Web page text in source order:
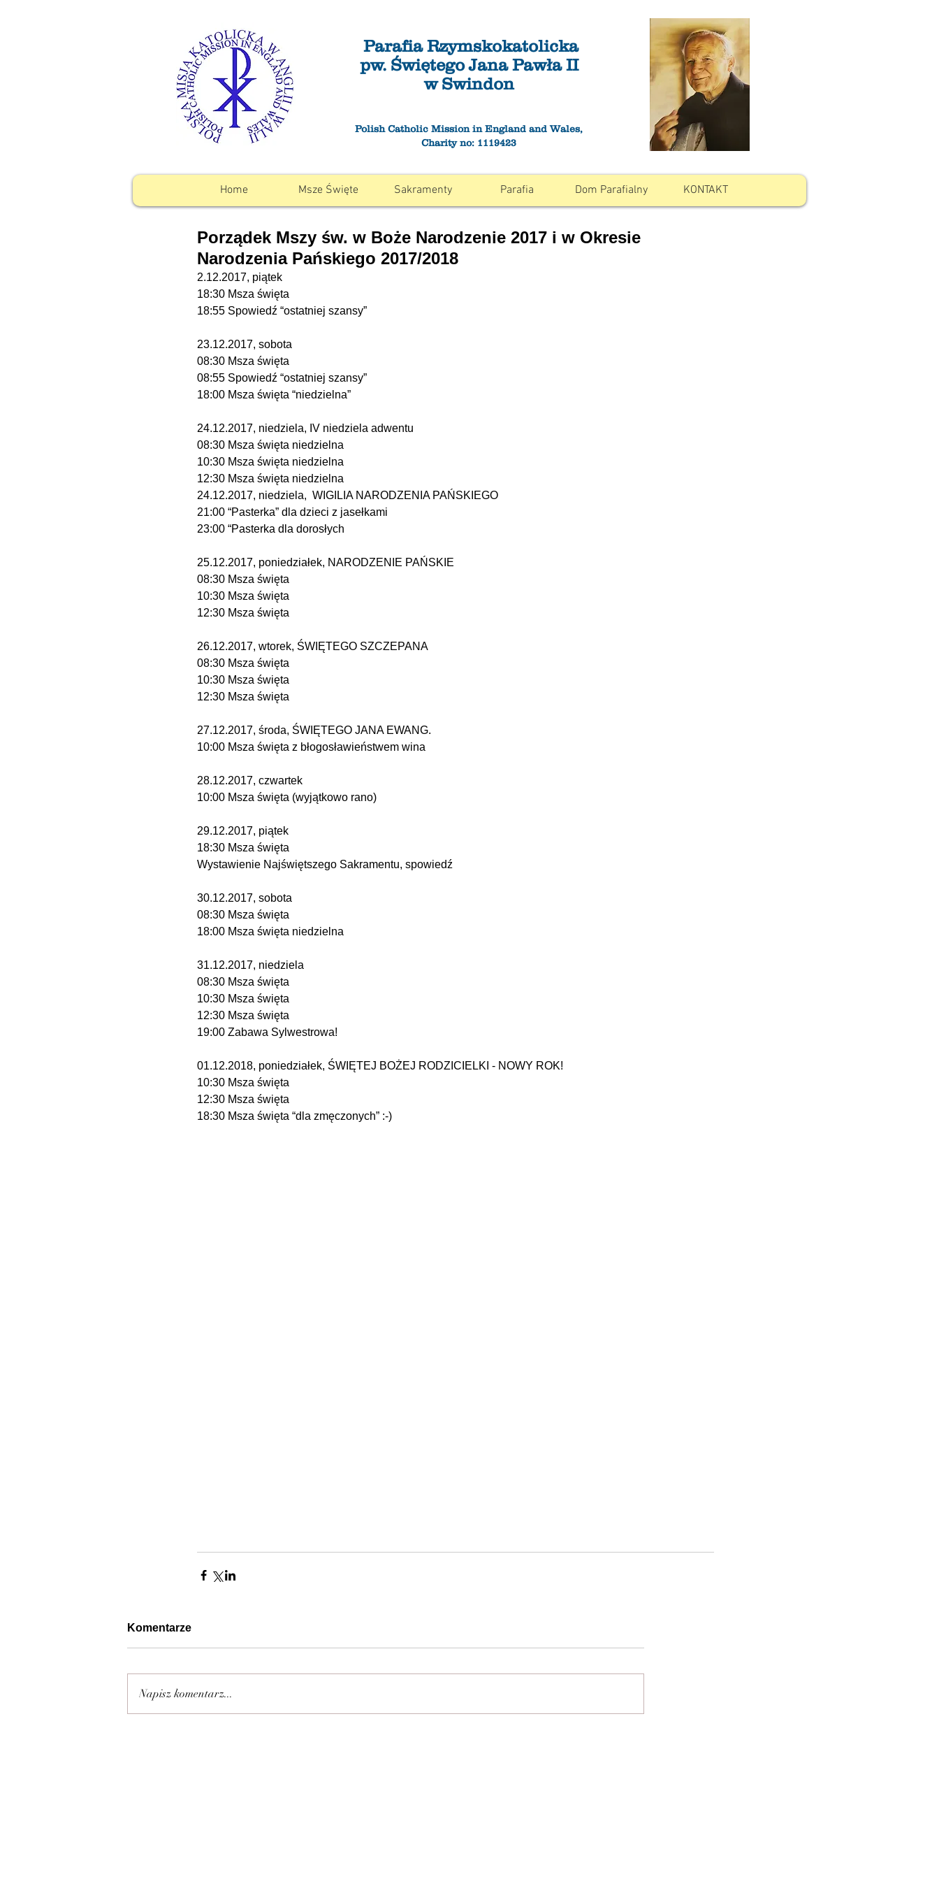
Parafia Rzymskokatolicka
pw. Świętego Jana Pawła II
w Swindon
Polish Catholic Mission in England and Wales,
Charity no: 1119423
Home Msze Święte Sakramenty Parafia Dom Parafialny KONTAKT
Porządek Mszy św. w Boże Narodzenie 2017 i w Okresie
Narodzenia Pańskiego 2017/2018
2.12.2017, piątek
18:30 Msza święta
18:55 Spowiedź “ostatniej szansy”
23.12.2017, sobota
08:30 Msza święta
08:55 Spowiedź “ostatniej szansy”
18:00 Msza święta “niedzielna”
24.12.2017, niedziela, IV niedziela adwentu
08:30 Msza święta niedzielna
10:30 Msza święta niedzielna
12:30 Msza święta niedzielna
24.12.2017, niedziela,  WIGILIA NARODZENIA PAŃSKIEGO
21:00 “Pasterka” dla dzieci z jasełkami
23:00 “Pasterka dla dorosłych
25.12.2017, poniedziałek, NARODZENIE PAŃSKIE
08:30 Msza święta
10:30 Msza święta
12:30 Msza święta
26.12.2017, wtorek, ŚWIĘTEGO SZCZEPANA
08:30 Msza święta
10:30 Msza święta
12:30 Msza święta
27.12.2017, środa, ŚWIĘTEGO JANA EWANG.
10:00 Msza święta z błogosławieństwem wina
28.12.2017, czwartek
10:00 Msza święta (wyjątkowo rano)
29.12.2017, piątek
18:30 Msza święta
Wystawienie Najświętszego Sakramentu, spowiedź
30.12.2017, sobota
08:30 Msza święta
18:00 Msza święta niedzielna
31.12.2017, niedziela
08:30 Msza święta
10:30 Msza święta
12:30 Msza święta
19:00 Zabawa Sylwestrowa!
01.12.2018, poniedziałek, ŚWIĘTEJ BOŻEJ RODZICIELKI - NOWY ROK!
10:30 Msza święta
12:30 Msza święta
18:30 Msza święta “dla zmęczonych” :-)
Komentarze
Napisz komentarz...